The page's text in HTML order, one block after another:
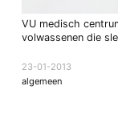
VU medisch
volwassenen die
23-01-2013
algemeen